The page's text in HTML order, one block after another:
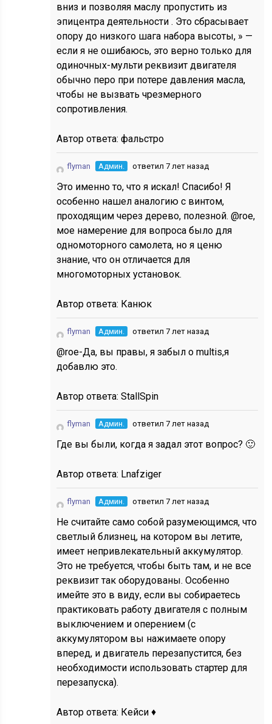
вниз и позволяя маслу пропустить из
эпицентра деятельности . Это сбрасывает
опору до низкого шага набора высоты, » —
если я не ошибаюсь, это верно только для
одиночных-мульти реквизит двигателя
обычно перо при потере давления масла,
чтобы не вызвать чрезмерного
сопротивления.
Автор ответа:фальстро
flyman Админ. ответил 7 лет назад
Это именно то, что я искал! Спасибо! Я
особенно нашел аналогию с винтом,
проходящим через дерево, полезной. @roe,
мое намерение для вопроса было для
одномоторного самолета, но я ценю
знание, что он отличается для
многомоторных установок.
Автор ответа: Канюк
flyman Админ. ответил 7 лет назад
@roe-Да, вы правы, я забыл о multis,я
добавлю это.
Автор ответа:StallSpin
flyman Админ. ответил 7 лет назад
Где вы были, когда я задал этот вопрос? 🙂
Автор ответа: Lnafziger
flyman Админ. ответил 7 лет назад
Не считайте само собой разумеющимся, что
светлый близнец, на котором вы летите,
имеет непривлекательный аккумулятор.
Это не требуется, чтобы быть там, и не все
реквизит так оборудованы. Особенно
имейте это в виду, если вы собираетесь
практиковать работу двигателя с полным
выключением и оперением (с
аккумулятором вы нажимаете опору
вперед, и двигатель перезапустится, без
необходимости использовать стартер для
перезапуска).
Автор ответа: Кейси ♦